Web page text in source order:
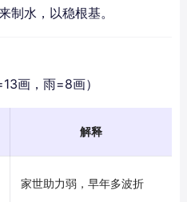
制水，以稳根基。
画，雨=8画）
解释
家世助力弱，早年多波折